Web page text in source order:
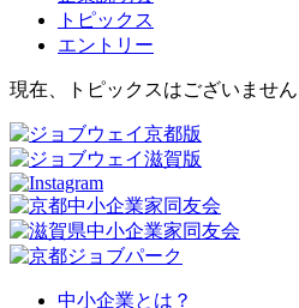
トピックス
エントリー
現在、トピックスはございません
中小企業とは？